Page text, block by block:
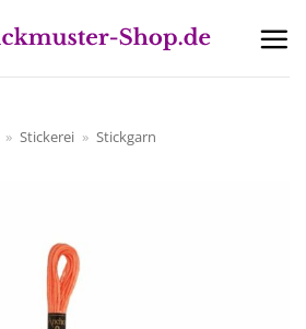
» Stickerei » Stickgarn